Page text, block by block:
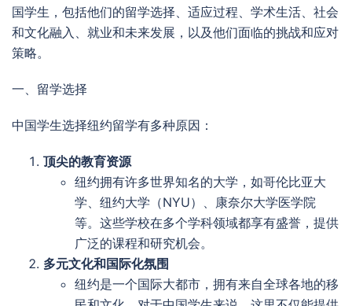
国学生，包括他们的留学选择、适应过程、学术生活、社会
和文化融入、就业和未来发展，以及他们面临的挑战和应对
策略。
一、留学选择
中国学生选择纽约留学有多种原因：
顶尖的教育资源
纽约拥有许多世界知名的大学，如哥伦比亚大
学、纽约大学（NYU）、康奈尔大学医学院
等。这些学校在多个学科领域都享有盛誉，提供
广泛的课程和研究机会。
多元文化和国际化氛围
纽约是一个国际大都市，拥有来自全球各地的移